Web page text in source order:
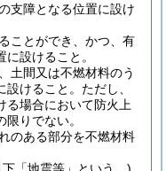
支障となる位置に設け
ことができ、かつ、有
設けること。
土間又は不燃材料のう
けること。 ただし、
る場合において防火上
りでない。
のある部分を不燃材料